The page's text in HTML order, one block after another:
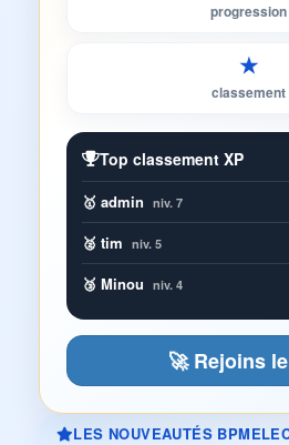
progression
★
classement
Top classement XP
🥇 admin niv. 7
🥈 tim niv. 5
🥉 Minou niv. 4
🚀 Rejoins
LES NOUVEAUTÉS